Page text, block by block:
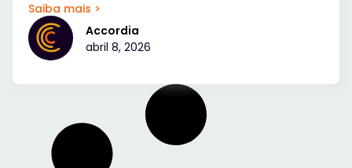
Saiba mais >
Accordia
abril 8, 2026